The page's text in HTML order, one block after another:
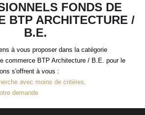
REJOINDRE
L'AGENCE
CONTACT
Surface min
FONDS DE
BTP ARCHITECTURE /
B.E.
à vous proposer dans la catégorie
commerce BTP Architecture / B.E. pour le
s'offrent à vous :
avec moins de critères.
demande